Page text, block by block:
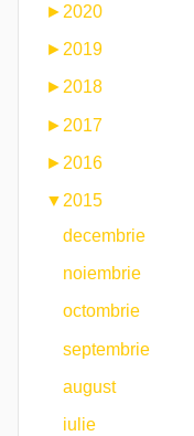
► 2020
► 2019
► 2018
► 2017
► 2016
▼2015
decembrie
noiembrie
octombrie
septembrie
august
iulie